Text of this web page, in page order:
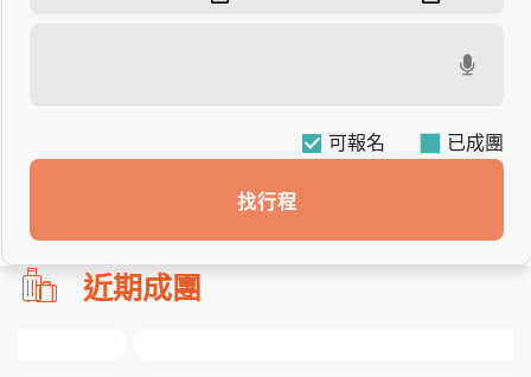
可報名
找行程
刪!!
近期成團